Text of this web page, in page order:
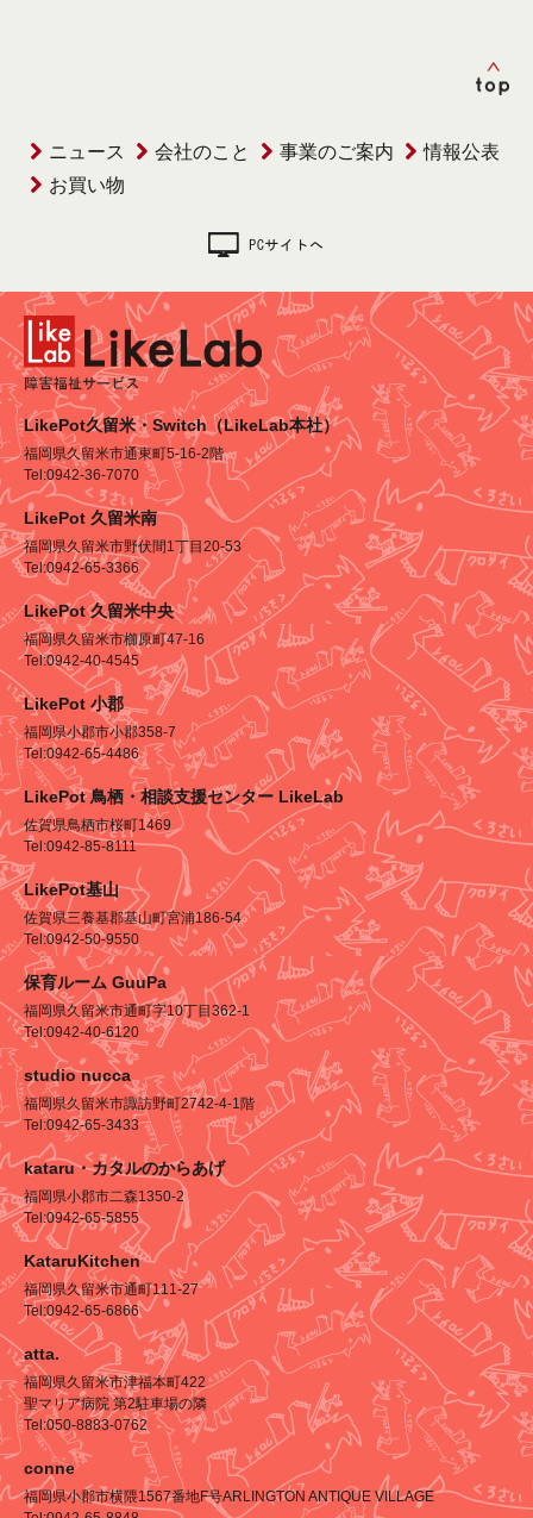
ニュース 会社のこと 事業のご案内
情報公表
お買い物
LikePot久留米・Switch（LikeLab本社）
福岡県久留米市通東町5-16-2階
Tel:0942-36-7070
LikePot 久留米南
福岡県久留米市野伏間1丁目20-53
Tel:0942-65-3366
LikePot 久留米中央
福岡県久留米市櫛原町47-16
Tel:0942-40-4545
LikePot 小郡
福岡県小郡市小郡358-7
Tel:0942-65-4486
LikePot 鳥栖・相談支援センター LikeLab
佐賀県鳥栖市桜町1469
Tel:0942-85-8111
LikePot基山
佐賀県三養基郡基山町宮浦186-54
Tel:0942-50-9550
保育ルーム GuuPa
福岡県久留米市通町字10丁目362-1
Tel:0942-40-6120
studio nucca
福岡県久留米市諏訪野町2742-4-1階
Tel:0942-65-3433
kataru・カタルのからあげ
福岡県小郡市二森1350-2
Tel:0942-65-5855
KataruKitchen
福岡県久留米市通町111-27
Tel:0942-65-6866
atta.
福岡県久留米市津福本町422
聖マリア病院 第2駐車場の隣
Tel:050-8883-0762
conne
福岡県小郡市横隈1567番地F号ARLINGTON ANTIQUE VILLAGE